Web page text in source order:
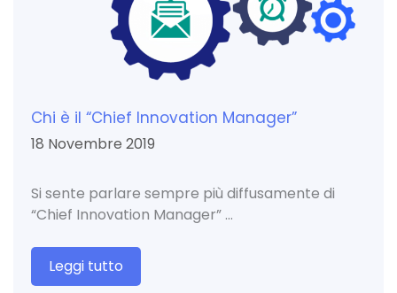
Chi è il “Chief Innovation Manager”
18 Novembre 2019
Si sente parlare sempre più diffusamente di
“Chief Innovation Manager” …
Leggi tutto